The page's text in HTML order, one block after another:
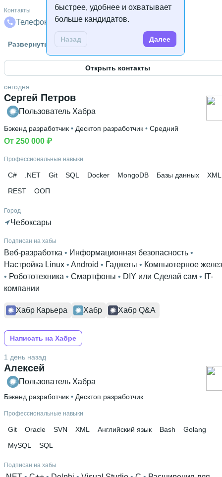
быстрее, удобнее и охватывает
больше кандидатов.
Назад Далее
Контакты
Телефон Почта
Высшее образование
МИЭТ (НИУ) • Электронных технологий, материалов и
Дополнительное образование
профессионального образования "УЧЕБНЫЙ ЦЕНТР
"ИНФОРМЗАЩИТА"
Автономная некоммерческая
организация дополнительного профессионального
stepik
Развернуть
Открыть контакты
Сергей Петров
сегодня
Пользователь Хабра
Бэкенд разработчик • Десктоп разработчик • Средний
От 250 000 ₽
Профессиональные навыки
C# .NET Git SQL Docker MongoDB Базы данных
XML
REST
ООП
Город
Чебоксары
Подписан на хабы
Веб-разработка • Информационная безопасность
Настройка Linux • Android • Гаджеты • Компьютерное
• Робототехника • Смартфоны • DIY или Сделай сам • IT-
компании
Хабр Карьера Хабр Хабр Q&A
Написать на Хабре
Алексей
1 день назад
Пользователь Хабра
Бэкенд разработчик • Десктоп разработчик
Профессиональные навыки
Git Oracle SVN XML Английский язык Bash
Golang
MySQL
SQL
Подписан на хабы